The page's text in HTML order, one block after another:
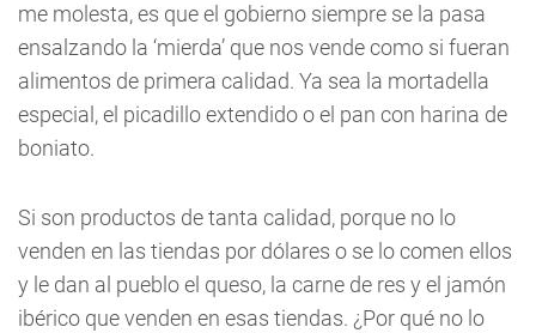
me molesta, es que el gobierno siempre se la pasa
ensalzando la ‘mierda’ que nos vende como si fueran
alimentos de primera calidad. Ya sea la mortadella
especial, el picadillo extendido o el pan con harina de
boniato.
Si son productos de tanta calidad, porque no lo
venden en las tiendas por dólares o se lo comen ellos
y le dan al pueblo el queso, la carne de res y el jamón
ibérico que venden en esas tiendas. ¿Por qué no lo